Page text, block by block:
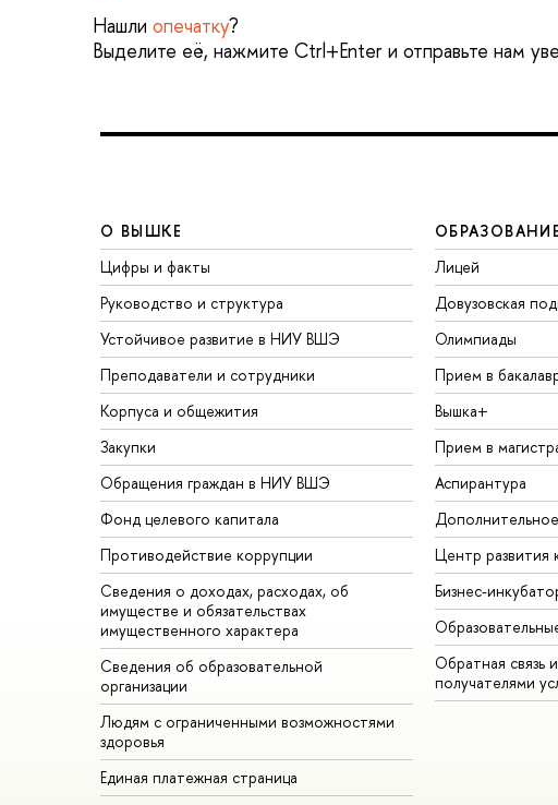
Нашли опечатку?
Выделите её, нажмите Ctrl+Enter и отправьте нам
О ВЫШКЕ
Цифры и факты
Руководство и структура
Устойчивое развитие в НИУ ВШЭ
Преподаватели и сотрудники
Корпуса и общежития
Закупки
Обращения граждан в НИУ ВШЭ
Фонд целевого капитала
Противодействие коррупции
Сведения о доходах, расходах, об
имуществе и обязательствах
имущественного характера
Сведения об образовательной
организации
Людям с ограниченными возможностями
здоровья
Единая платежная страница
ОБРАЗОВАНИЕ
Лицей
Довузовская
Олимпиады
Прием в
Вышка+
Прием в
Аспирантура
Центр развития
Бизнес-
Обратная связь
получателями